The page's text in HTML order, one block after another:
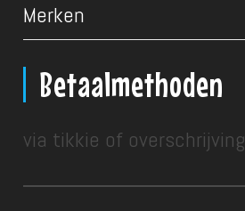
Merken
Betaalmethoden
via tikkie of overschrijving